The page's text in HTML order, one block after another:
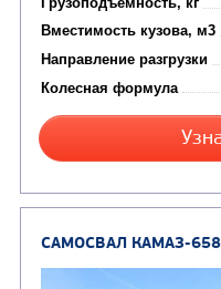
Направление
САМОСВАЛ